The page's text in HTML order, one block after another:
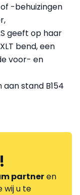
-behuizingen
geeft op haar
bend, een
voor- en
aan stand B154
!
partneren
wij u te